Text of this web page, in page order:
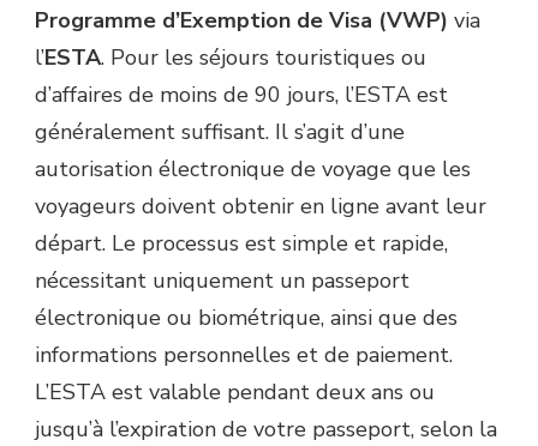
Programme d’Exemption de Visa (VWP) via
l’ESTA. Pour les séjours touristiques ou
d’affaires de moins de 90 jours, l’ESTA est
généralement suffisant. Il s’agit d’une
autorisation électronique de voyage que les
voyageurs doivent obtenir en ligne avant leur
départ. Le processus est simple et rapide,
nécessitant uniquement un passeport
électronique ou biométrique, ainsi que des
informations personnelles et de paiement.
L’ESTA est valable pendant deux ans ou
jusqu’à l’expiration de votre passeport, selon la